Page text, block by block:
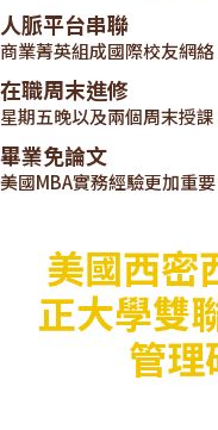
人脈平台串聯
商業菁英組成國際校友網絡
在職周末進修
星期五晚以及兩個周末授課
畢業免論文
美國MBA實務經驗更加重要
美國西密
正大學雙
管理